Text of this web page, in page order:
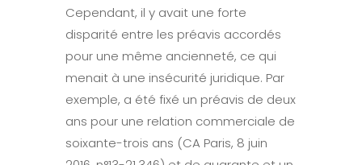
Cependant, il y avait une forte
disparité entre les préavis accordés
pour une même ancienneté, ce qui
menait à une insécurité juridique. Par
exemple, a été fixé un préavis de deux
ans pour une relation commerciale de
soixante-trois ans (CA Paris, 8 juin